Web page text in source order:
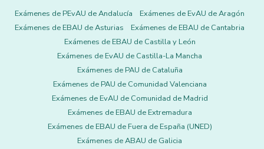
Exámenes de PEvAU de Andalucía
Exámenes de EvAU de Aragón
Exámenes de EBAU de Asturias
Exámenes de EBAU de Cantabria
Exámenes de EBAU de Castilla y León
Exámenes de EvAU de Castilla-La Mancha
Exámenes de PAU de Cataluña
Exámenes de PAU de Comunidad Valenciana
Exámenes de EvAU de Comunidad de Madrid
Exámenes de EBAU de Extremadura
Exámenes de EBAU de Fuera de España (UNED)
Exámenes de ABAU de Galicia